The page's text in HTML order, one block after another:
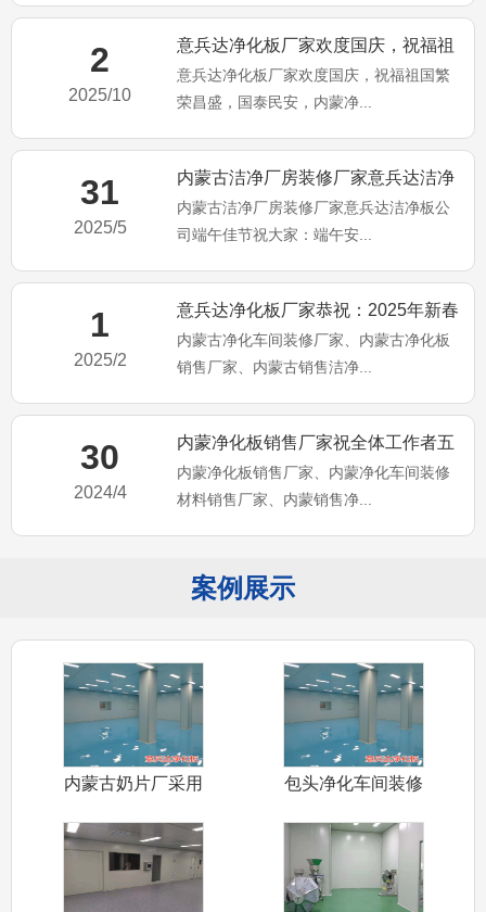
2
2025/10
意兵达净化板厂家欢度国庆，祝福祖
国繁荣昌盛，国泰民安
意兵达净化板厂家欢度国庆，祝福祖国繁
荣昌盛，国泰民安，内蒙净...
31
2025/5
内蒙古洁净厂房装修厂家意兵达洁净
板公司端午佳节祝大家：端午
内蒙古洁净厂房装修厂家意兵达洁净板公
司端午佳节祝大家：端午安...
1
2025/2
意兵达净化板厂家恭祝：2025年新春
大吉、万事顺利。内蒙古
内蒙古净化车间装修厂家、内蒙古净化板
销售厂家、内蒙古销售洁净...
30
2024/4
内蒙净化板销售厂家祝全体工作者五
一节日快乐，内蒙净化车间装
内蒙净化板销售厂家、内蒙净化车间装修
材料销售厂家、内蒙销售净...
案例展示
内蒙古奶片厂采用
包头净化车间装修